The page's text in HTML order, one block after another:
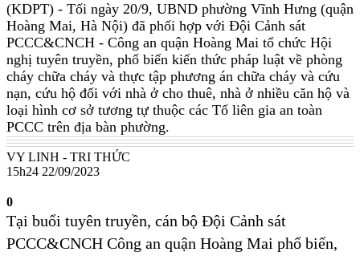
(KDPT) - Tối ngày 20/9, UBND phường Vĩnh Hưng (quận
Hoàng Mai, Hà Nội) đã phối hợp với Đội Cảnh sát
PCCC&CNCH - Công an quận Hoàng Mai tổ chức Hội
nghị tuyên truyền, phổ biến kiến thức pháp luật về phòng
cháy chữa cháy và thực tập phương án chữa cháy và cứu
nạn, cứu hộ đối với nhà ở cho thuê, nhà ở nhiều căn hộ và
loại hình cơ sở tương tự thuộc các Tổ liên gia an toàn
PCCC trên địa bàn phường.
VY LINH - TRI THỨC
15h24 22/09/2023
0
Tại buổi tuyên truyền, cán bộ Đội Cảnh sát
PCCC&CNCH Công an quận Hoàng Mai phổ biến,